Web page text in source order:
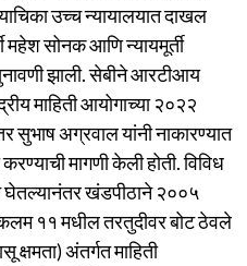
उच्च न्यायालयात दाखल
महेश सोनक आणि न्यायमूर्ती
झाली. सेबीने आरटीआय
माहिती आयोगाच्या २०२२
सुभाष अग्रवाल यांनी नाकारण्यात
मागणी केली होती. विविध
घेतल्यानंतर खंडपीठाने २००५
कलम ११ मधील तरतुदीवर बोट ठेवले
अंतर्गत माहिती